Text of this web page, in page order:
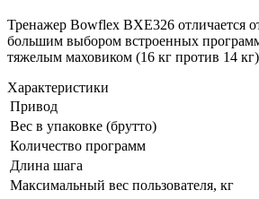
Тренажер Bowflex BXE326 отличается
большим выбором встроенных
тяжелым маховиком (16 кг против 14
Характеристики
Привод
Вес в упаковке (брутто)
Количество программ
Длина шага
Максимальный вес пользователя, кг